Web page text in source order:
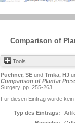
Comparison of
Tools
Puchner, SE und Trnka, HJ
Comparison of Plantar
Surgery. pp. 255-263.
Für diesen Eintrag wurde
Typ des Eintrags: